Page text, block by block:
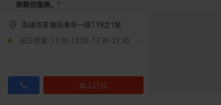
廚親切服務。 ”
高雄市苓雅區青年一路119之1號
現正營業: 11:30-13:30, 17:30-21:30
線上訂位